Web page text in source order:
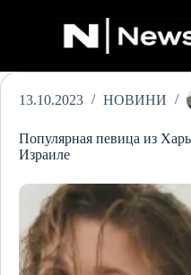
й
т
13.10.2023 НОВИНИ
Популярная певица из
Израиле